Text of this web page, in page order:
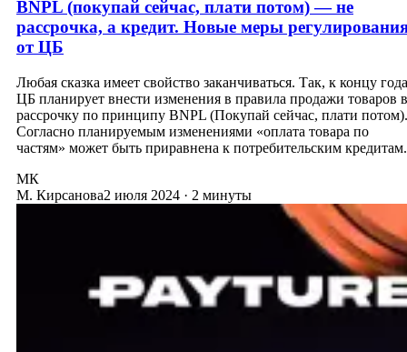
BNPL (покупай сейчас, плати потом) — не
рассрочка, а кредит. Новые меры
от ЦБ
Любая сказка имеет свойство заканчиваться. Так, к концу года
ЦБ планирует внести изменения в правила продажи товаров в
рассрочку по принципу BNPL (Покупай сейчас, плати потом).
Согласно планируемым изменениями «оплата товара по
частям» может быть приравнена к потребительским кредитам.
МК
М. Кирсанова2 июля 2024 · 2 минуты